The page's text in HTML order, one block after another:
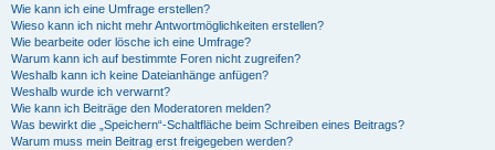
Wie kann ich eine Umfrage erstellen?
Wieso kann ich nicht mehr Antwortmöglichkeiten erstellen?
Wie bearbeite oder lösche ich eine Umfrage?
Warum kann ich auf bestimmte Foren nicht zugreifen?
Weshalb kann ich keine Dateianhänge anfügen?
Weshalb wurde ich verwarnt?
Wie kann ich Beiträge den Moderatoren melden?
Was bewirkt die „Speichern“-Schaltfläche beim Schreiben eines Beitrags?
Warum muss mein Beitrag erst freigegeben werden?